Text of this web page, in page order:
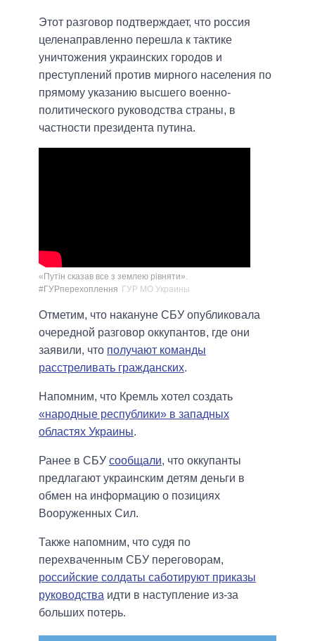
Этот разговор подтверждает, что россия
целенаправленно перешла к тактике
уничтожения украинских городов и
преступлений против мирного населения по
прямому указанию высшего военно-
политического руководства страны, в
частности президента путина.
«Путін сказав все з землею рівняти».
#ГУРперехоплення ГУР МО Украины
Отметим, что накануне СБУ опубликовала
очередной разговор оккупантов, где они
заявили, что получают команды
расстреливать гражданских.
Напомним, что Кремль хотел создать
«народные республики» в западных
областях Украины.
Ранее в СБУ сообщали, что оккупанты
предлагают украинским детям деньги в
обмен на информацию о позициях
Вооруженных Сил.
Также напомним, что судя по
перехваченным СБУ переговорам,
российские солдаты саботируют приказы
руководства идти в наступление из-за
больших потерь.